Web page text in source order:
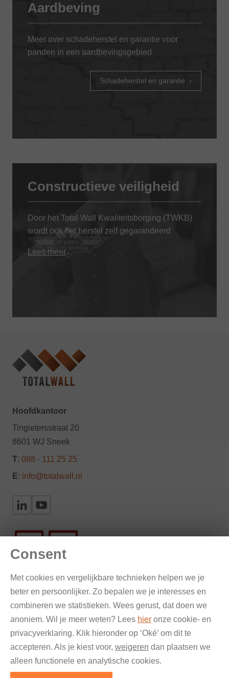
Aardbeving
Meer over schadeherstel en garantie voor
panden in een aardbevingsgebied
Schadeherstel en garantie
Constructieve veiligheid
Door het Total Wall Kwaliteitsborging (TWKB)
wordt ook het herstel zelf gegarandeerd
Lees meer
Hoofdkantoor
Tingietersstraat 20
8601 WJ Sneek
T: 088 - 111 25 25
E: info@totalwall.nl
Gevelinspectie en onderzoek
Verankering en bestekteksten
Renovatie & reparatie
Consent
Met cookies en vergelijkbare technieken helpen we je
beter en persoonlijker. Zo bepalen we je interesses en
combineren we statistieken. Wees gerust, dat doen we
anoniem. Wil je meer weten? Lees hier onze cookie- en
privacyverklaring. Klik hieronder op ‘Oké’ om dit te
accepteren. Als je kiest voor, weigeren dan plaatsen we
alleen functionele en analytische cookies.